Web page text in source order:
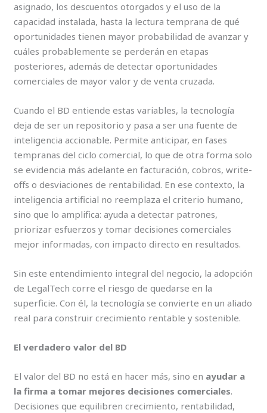
asignado, los descuentos otorgados y el uso de la
capacidad instalada, hasta la lectura temprana de qué
oportunidades tienen mayor probabilidad de avanzar y
cuáles probablemente se perderán en etapas
posteriores, además de detectar oportunidades
comerciales de mayor valor y de venta cruzada.
Cuando el BD entiende estas variables, la tecnología
deja de ser un repositorio y pasa a ser una fuente de
inteligencia accionable. Permite anticipar, en fases
tempranas del ciclo comercial, lo que de otra forma solo
se evidencia más adelante en facturación, cobros, write-
offs o desviaciones de rentabilidad. En ese contexto, la
inteligencia artificial no reemplaza el criterio humano,
sino que lo amplifica: ayuda a detectar patrones,
priorizar esfuerzos y tomar decisiones comerciales
mejor informadas, con impacto directo en resultados.
Sin este entendimiento integral del negocio, la adopción
de LegalTech corre el riesgo de quedarse en la
superficie. Con él, la tecnología se convierte en un aliado
real para construir crecimiento rentable y sostenible.
El verdadero valor del BD
El valor del BD no está en hacer más, sino en ayudar a
la firma a tomar mejores decisiones comerciales.
Decisiones que equilibren crecimiento, rentabilidad,